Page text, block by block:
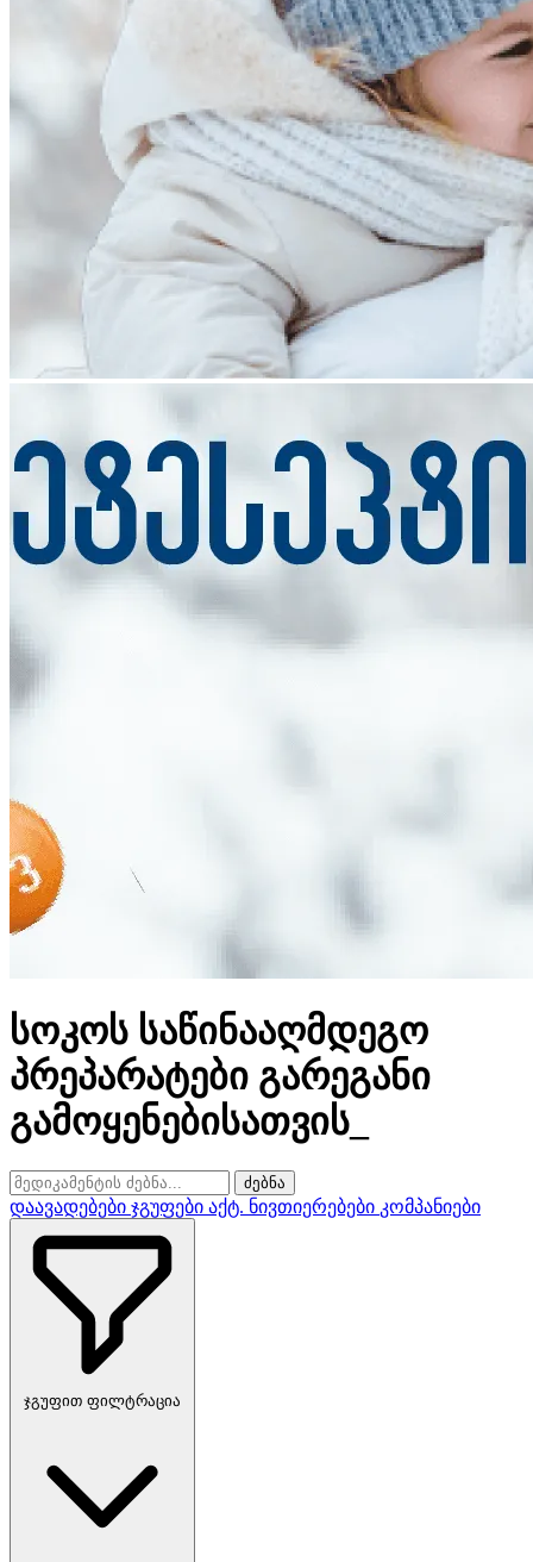
სოკოს საწინააღმდეგო
პრეპარატები გარეგანი
გამოყენებისათვის_
ძებნა
დაავადებები ჯგუფები აქტ. ნივთიერებები კომპანიები
ჯგუფით ფილტრაცია